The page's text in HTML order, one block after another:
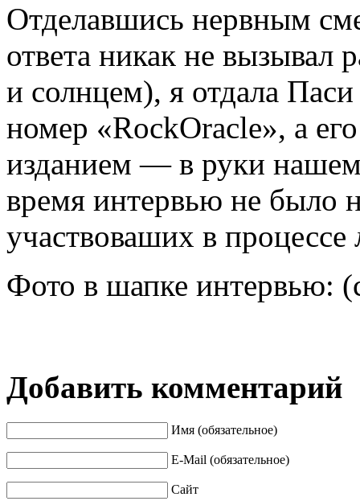
Отделавшись нервным
ответа никак не вызывал
и солнцем), я отдала
номер «RockOracle», а
изданием — в руки
время интервью не было
участвоваших в
Фото в шапке интервью:
Добавить комментарий
Имя (обязательное)
E-Mail (обязательное)
Сайт